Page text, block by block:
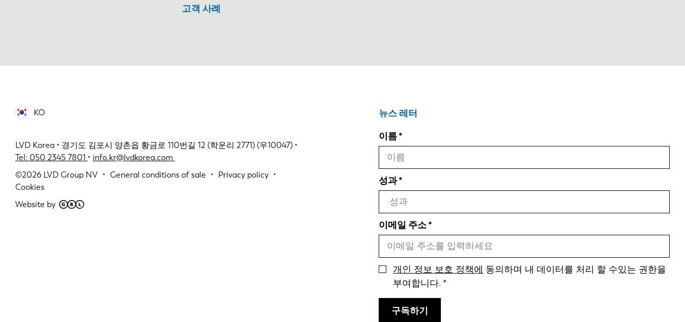
고객 사례
KO
LVD Korea • 경기도 김포시 양촌읍 황금로 110번길 12 (학운리 2771) (우10047) •
Tel: 050 2345 7801 • info.kr@lvdkorea.com
©2026 LVD Group NV General conditions of sale
Privacy policy
Cookies
Website by
뉴스 레터
이름
성과
이메일 주소
개인 정보 보호 정책에 동의하며 내 데이터를 처리 할 수있는 권한을
부여합니다.
구독하기